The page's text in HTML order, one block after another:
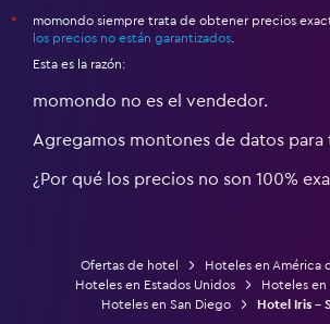
*
momondo siempre trata de obtener precios
los precios no están garantizados
Esta es la razón:
momondo no es el vendedor.
Agregamos montones de datos para
¿Por qué los precios no son 100%
Ofertas de hotel
Hoteles en América
Hoteles en Estados Unidos
Hoteles en
Hoteles en San Diego
Hotel Iris -